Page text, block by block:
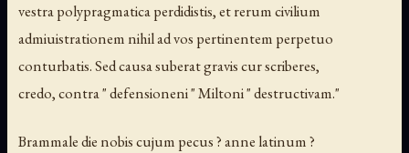
vestra polypragmatica perdidistis, et rerum civilium
admiuistrationem nihil ad vos pertinentem perpetuo
conturbatis. Sed causa suberat gravis cur scriberes,
credo, contra " defensioneni " Miltoni " destructivam."
Brammale die nobis cujum pecus ? anne latinum ?